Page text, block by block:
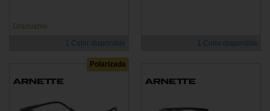
Graduable
1 Color disponible
1 Color disponible
Polarizada